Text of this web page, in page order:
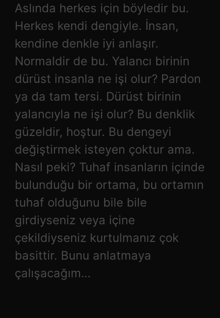
Aslında herkes için böyledir bu.
Herkes kendi dengiyle. İnsan,
kendine denkle iyi anlaşır.
Normaldir de bu. Yalancı birinin
dürüst insanla ne işi olur? Pardon
ya da tam tersi. Dürüst birinin
yalancıyla ne işi olur? Bu denklik
güzeldir, hoştur. Bu dengeyi
değiştirmek isteyen çoktur ama.
Nasıl peki? Tuhaf insanların içinde
bulunduğu bir ortama, bu ortamın
tuhaf olduğunu bile bile
girdiyseniz veya içine
çekildiyseniz kurtulmanız çok
basittir. Bunu anlatmaya
çalışacağım…